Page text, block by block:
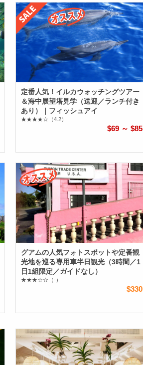
定番人気！イルカウォッチングツアー
＆海中展望塔見学（送迎／ランチ付き
あり）｜フィッシュアイ
★★★★☆ （4.2）
$69 ～ $85
グアムの人気フォトスポットや定番観
光地を巡る専用車半日観光（3時間／1
日1組限定／ガイドなし）
★★★☆☆ （-）
$330